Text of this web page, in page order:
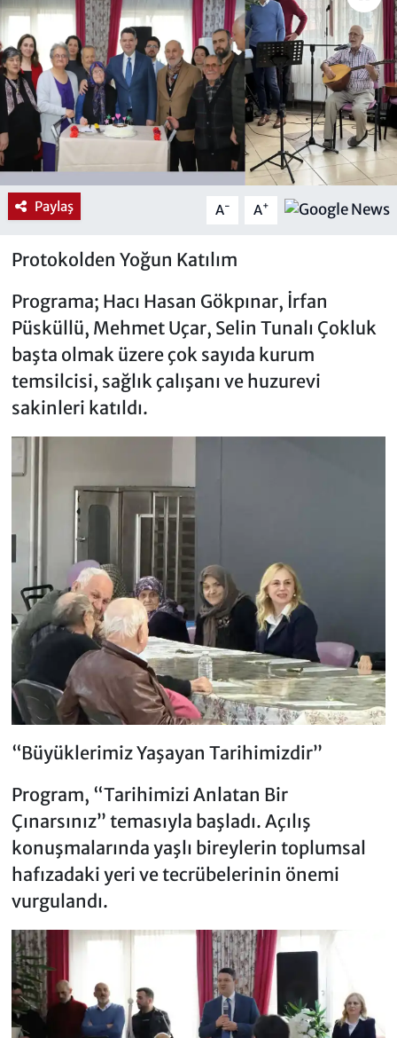
Paylaş A- A+
Protokolden Yoğun Katılım
Programa; Hacı Hasan Gökpınar, İrfan
Püsküllü, Mehmet Uçar, Selin Tunalı Çokluk
başta olmak üzere çok sayıda kurum
temsilcisi, sağlık çalışanı ve huzurevi
sakinleri katıldı.
“Büyüklerimiz Yaşayan Tarihimizdir”
Program, “Tarihimizi Anlatan Bir
Çınarsınız” temasıyla başladı. Açılış
konuşmalarında yaşlı bireylerin toplumsal
hafızadaki yeri ve tecrübelerinin önemi
vurgulandı.